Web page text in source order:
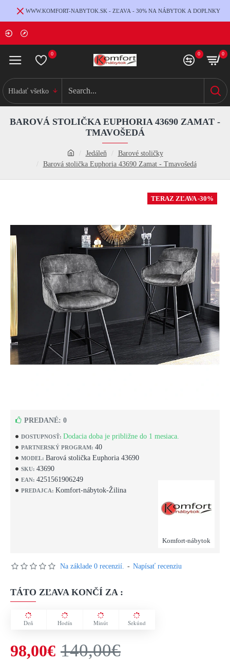
WWW.KOMFORT-NABYTOK.SK - ZĽAVA - 30% NA NÁBYTOK A DOPLNKY
0 0 0
Hladať všetko
Jedáleň
Barové stoličky
Barová stolička Euphoria 43690 Zamat - Tmavošedá
BAROVÁ STOLIČKA EUPHORIA 43690 ZAMAT -
TMAVOŠEDÁ
TERAZ ZĽAVA -30%
DOSTUPNOSŤ: Dodacia doba je približne do 1 mesiaca.
PARTNERSKÝ PROGRAM: 40
MODEL: Barová stolička Euphoria 43690
SKU: 43690
EAN: 4251561906249
PREDAJCA: Komfort-nábytok-Žilina
Komfort-nábytok
PREDANÉ: 0
Na základe 0 recenzií. - Napísať recenziu
TÁTO ZĽAVA KONČÍ ZA :
Deň Hodín Minút Sekúnd
98,00€ 140,00€